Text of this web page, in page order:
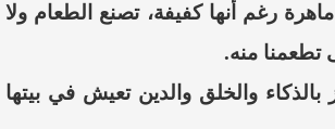
رغم أنها كفيفة، تصنع الطعام ولا
تطعمنا منه.
بالذكاء والخلق والدين تعيش في بيتها